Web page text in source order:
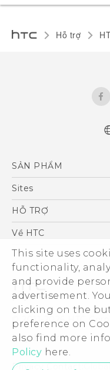
This site uses
functionality,
and provide
advertisement.
clicking on the
preference on
also find more
Policy here.
Hỗ trợ
SẢN PHẨM
5G
Điện Thoại Thông
VIVE
Sites
HTC Dev
HỖ TRỢ
Trung tâm hỗ trợ
Hỗ trợ bảo hành HTC
Về HTC
ESG
Nhà đầu tư
Làm việc tại HTC
Chính sách bảo mật
Bảo mật sản phẩm
Thông Tin Đấu Thầu
Security and
© 2011-2026 HTC
Legal Terms
Privacy Contact: